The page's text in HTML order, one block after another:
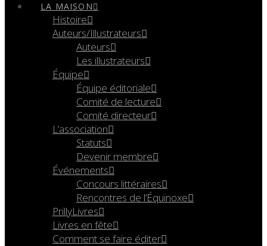
LA MAISON
Histoire
Auteurs/Illustrateurs
Auteurs
Les illustrateurs
Équipe
Équipe éditoriale
Comité de lecture
Comité directeur
L’association
Statuts
Devenir membre
Événements
Concours littéraires
Rencontres de l’Équinoxe
PrillyLivres
Livres en fête
Comment se faire éditer